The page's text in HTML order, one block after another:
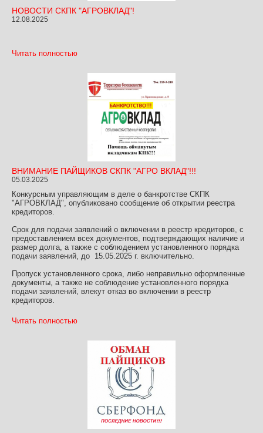
НОВОСТИ СКПК "АГРОВКЛАД"!
12.08.2025
Читать полностью
ВНИМАНИЕ ПАЙЩИКОВ СКПК "АГРО ВКЛАД"!!!
05.03.2025
Конкурсным управляющим в деле о банкротстве СКПК
"АГРОВКЛАД", опубликовано сообщение об открытии реестра
кредиторов.
Срок для подачи заявлений о включении в реестр кредиторов, с
предоставлением всех документов, подтверждающих наличие и
размер долга, а также с соблюдением установленного порядка
подачи заявлений, до 15.05.2025 г. включительно.
Пропуск установленного срока, либо неправильно оформленные
документы, а также не соблюдение установленного порядка
подачи заявлений, влекут отказ во включении в реестр
кредиторов.
Читать полностью